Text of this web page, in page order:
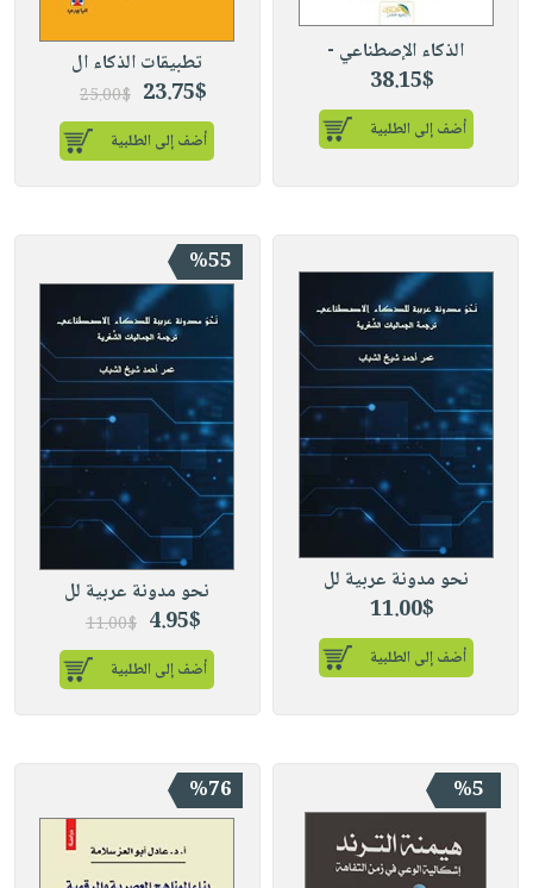
الذكاء الإصطناعي -
38.15$
أضف إلى الطلبية
تطبيقات الذكاء ال
23.75$
25.00$
أضف إلى الطلبية
نحو مدونة عربية لل
11.00$
أضف إلى الطلبية
%55
نحو مدونة عربية لل
4.95$
11.00$
أضف إلى الطلبية
%5
%76